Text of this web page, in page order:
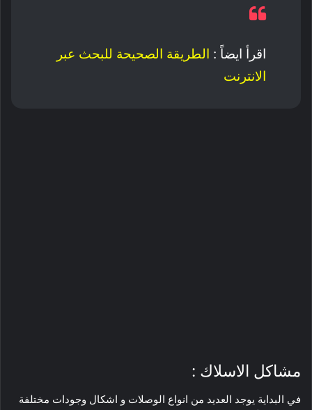
اقرأ ايضاً : الطريقة الصحيحة للبحث عبر
الانترنت
مشاكل الاسلاك :
في البداية يوجد العديد من انواع الوصلات و اشكال وجودات مختلفة